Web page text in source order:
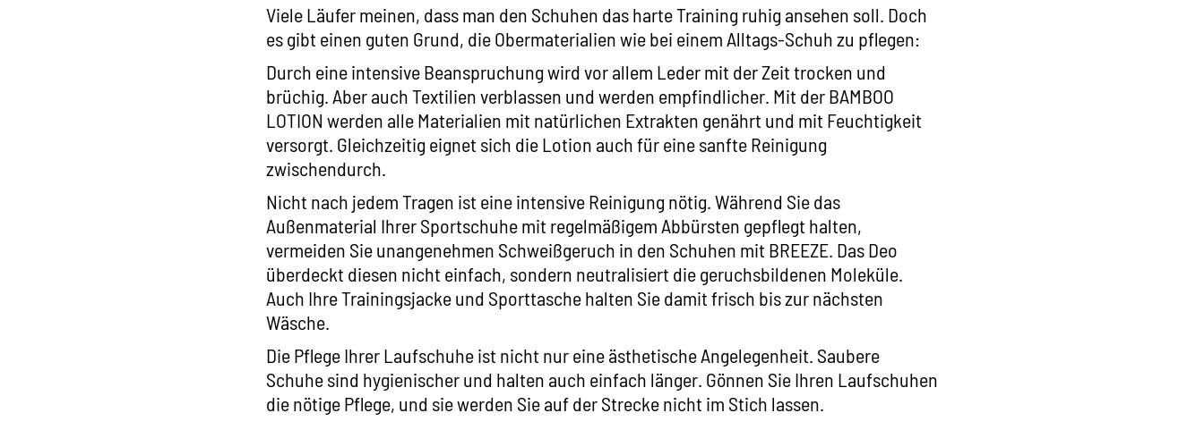
Viele Läufer meinen, dass man den Schuhen das harte Training ruhig ansehen soll. Doch
es gibt einen guten Grund, die Obermaterialien wie bei einem Alltags-Schuh zu pflegen:
Durch eine intensive Beanspruchung wird vor allem Leder mit der Zeit trocken und
brüchig. Aber auch Textilien verblassen und werden empfindlicher. Mit derBAMBOO
LOTION werden alle Materialien mit natürlichen Extrakten genährt und mit Feuchtigkeit
versorgt. Gleichzeitig eignet sich die Lotion auch für eine sanfte Reinigung
zwischendurch.
Nicht nach jedem Tragen ist eine intensive Reinigung nötig. Während Sie das
Außenmaterial Ihrer Sportschuhe mit regelmäßigem Abbürsten gepflegt halten,
vermeiden Sie unangenehmen Schweißgeruch in den Schuhen mit BREEZE. Das Deo
überdeckt diesen nicht einfach, sondern neutralisiert die geruchsbildenen Moleküle.
Auch Ihre Trainingsjacke und Sporttasche halten Sie damit frisch bis zur nächsten
Wäsche.
Die Pflege Ihrer Laufschuhe ist nicht nur eine ästhetische Angelegenheit. Saubere
Schuhe sind hygienischer und halten auch einfach länger. Gönnen Sie Ihren Laufschuhen
die nötige Pflege, und sie werden Sie auf der Strecke nicht im Stich lassen.